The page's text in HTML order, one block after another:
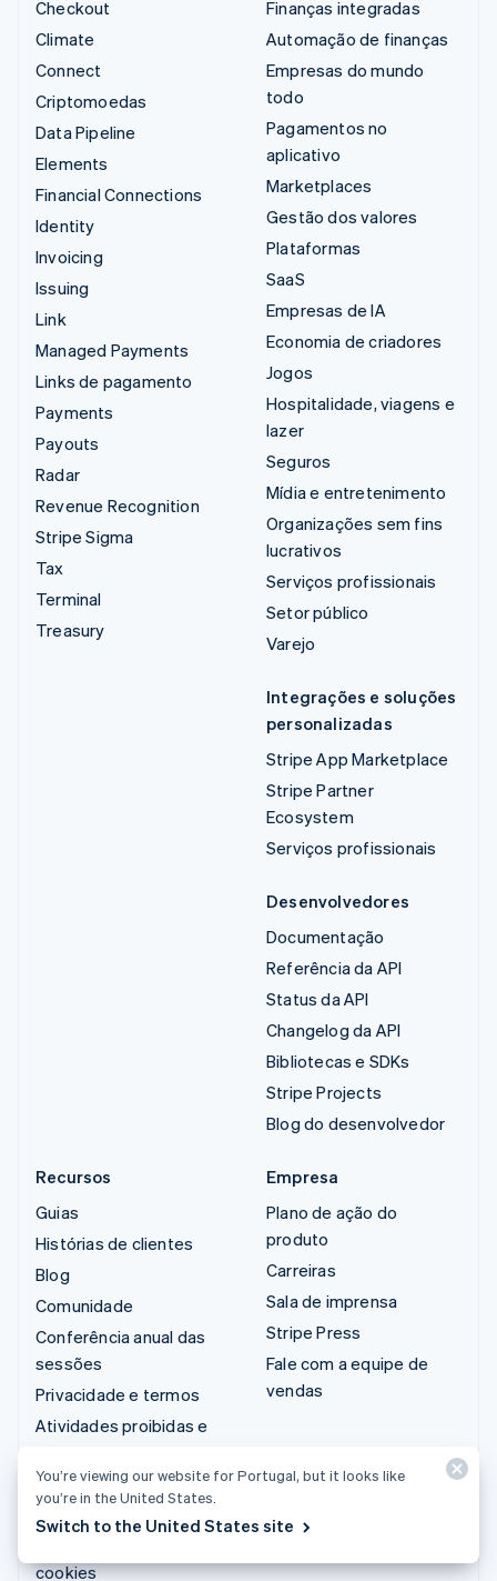
Checkout
Climate
Connect
Criptomoedas
Data Pipeline
Elements
Financial Connections
Identity
Invoicing
Issuing
Link
Managed Payments
Links de pagamento
Payments
Payouts
Radar
Revenue Recognition
Stripe Sigma
Tax
Terminal
Treasury
Finanças integradas
Automação de finanças
Empresas do mundo
todo
Pagamentos no
aplicativo
Marketplaces
Gestão dos valores
Plataformas
SaaS
Empresas de IA
Economia de criadores
Jogos
Hospitalidade, viagens e
lazer
Seguros
Mídia e entretenimento
Organizações sem fins
lucrativos
Serviços profissionais
Setor público
Varejo
Integrações e soluções
personalizadas
Stripe App Marketplace
Stripe Partner
Ecosystem
Serviços profissionais
Desenvolvedores
Documentação
Referência da API
Status da API
Changelog da API
Bibliotecas e SDKs
Stripe Projects
Blog do desenvolvedor
Recursos
Guias
Histórias de clientes
Blog
Comunidade
Conferência anual das
sessões
Privacidade e termos
Atividades proibidas e
Licenças
cookies
Empresa
Plano de ação do
produto
Carreiras
Sala de imprensa
Stripe Press
Fale com a equipe de
vendas
You’re viewing our website for Portugal, but it looks like
you’re in the United States.
Switch to the United States site